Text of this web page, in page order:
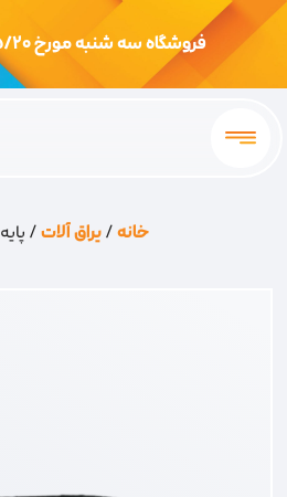
فروشگاه سه شنبه مورخ 05/20 تعطیل میباشد
خانه/یراق آلات/ پایه 14 کابینت